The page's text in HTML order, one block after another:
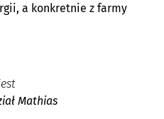
a konkretnie z farmy
Mathias